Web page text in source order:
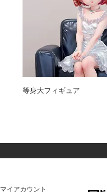
等身大フィギュア
マイアカウント